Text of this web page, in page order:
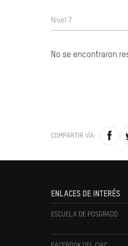
Nivel 7
No se encontraron
COMPARTIR VÍA:
ENLACES DE INTERÉS
ESCUELA DE POSGRADO